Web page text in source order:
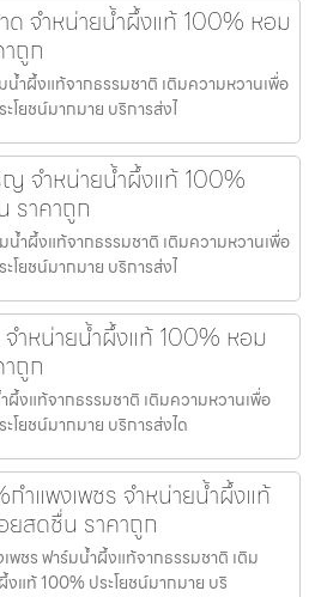
ด จำหน่ายน้ำผึ้งแท้ 100% หอม
ถูก
น้ำผึ้งแท้จากธรรมชาติ เติมความหวานเพื่อ
โยชน์มากมาย บริการส่งไ
ญ จำหน่ายน้ำผึ้งแท้ 100%
ราคาถูก
น้ำผึ้งแท้จากธรรมชาติ เติมความหวานเพื่อ
โยชน์มากมาย บริการส่งไ
ำหน่ายน้ำผึ้งแท้ 100% หอม
ถูก
งแท้จากธรรมชาติ เติมความหวานเพื่อ
โยชน์มากมาย บริการส่งได
ำแพงเพชร จำหน่ายน้ำผึ้งแท้
สดชื่น ราคาถูก
พชร ฟาร์มน้ำผึ้งแท้จากธรรมชาติ เติม
แท้ 100% ประโยชน์มากมาย บริ